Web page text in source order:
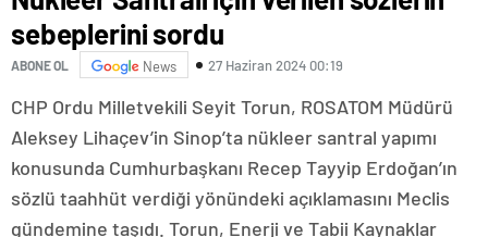
sebeplerini sordu
ABONE OL News 27 Haziran 2024 00:19
CHP Ordu Milletvekili Seyit Torun, ROSATOM Müdürü
Aleksey Lihaçev’in Sinop’ta nükleer santral yapımı
konusunda Cumhurbaşkanı Recep Tayyip Erdoğan’ın
sözlü taahhüt verdiği yönündeki açıklamasını Meclis
gündemine taşıdı. Torun, Enerji ve Tabii Kaynaklar